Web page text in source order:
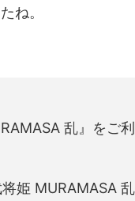
ね。
乱』をご
姫 MURAMASA 乱